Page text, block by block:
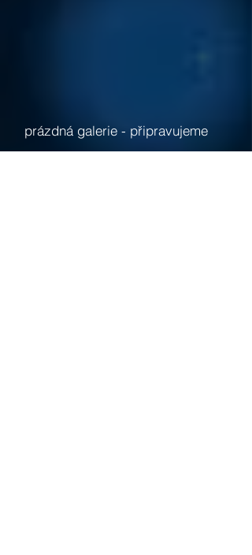
prázdná galerie - připravujeme